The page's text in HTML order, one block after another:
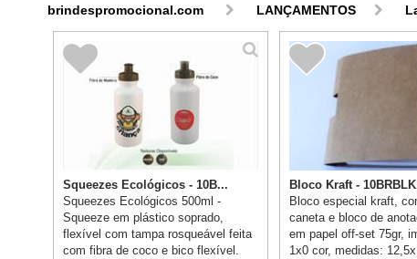
brindespromocional.com
LANÇAMENTOS
Squeezes Ecológicos - 10B...
Squeezes Ecológicos 500ml -
Squeeze em plástico soprado,
flexível com tampa rosqueável feita
com fibra de coco e bico flexível.
Bloco Kraft -
Bloco especial kraft,
caneta e bloco de
em papel off-set 75gr,
1x0 cor, medidas: